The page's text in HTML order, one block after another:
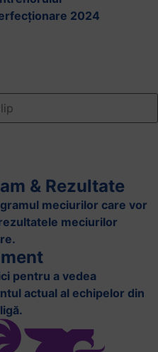
2024
& Rezultate
meciurilor care vor
meciurilor
pentru a vedea
actual al echipelor din